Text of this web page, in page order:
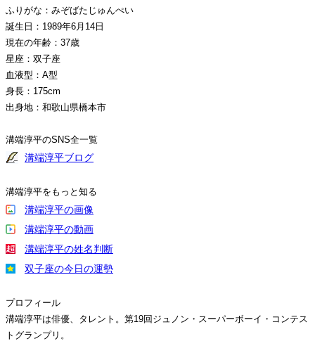
ふりがな：みぞばたじゅんぺい
誕生日：1989年6月14日
現在の年齢：37歳
星座：双子座
血液型：A型
身長：175cm
出身地：和歌山県橋本市
溝端淳平のSNS全一覧
溝端淳平ブログ
溝端淳平をもっと知る
溝端淳平の画像
溝端淳平の動画
溝端淳平の姓名判断
双子座の今日の運勢
プロフィール
溝端淳平は俳優、タレント。第19回ジュノン・スーパーボーイ・コンテス
トグランプリ。